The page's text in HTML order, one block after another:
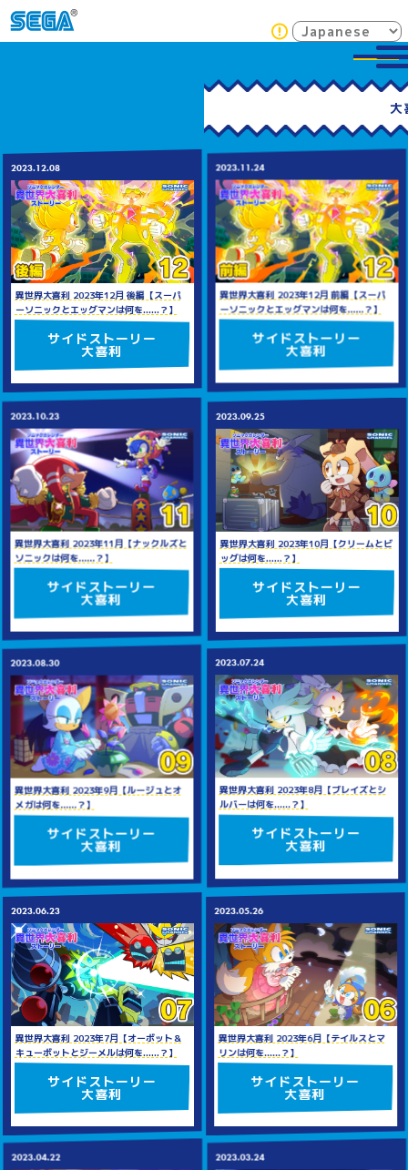
2023.12.08
異世界大喜利 2023年12月 後編【スーパ
ーソニックとエッグマンは何を......？】
サイドストーリー
大喜利
2023.11.24
異世界大喜利 2023年12月 前編【スーパ
ーソニックとエッグマンは何を......？】
サイドストーリー
大喜利
2023.10.23
異世界大喜利 2023年11月【ナックルズと
ソニックは何を......？】
サイドストーリー
大喜利
2023.09.25
異世界大喜利 2023年10月【クリームとビ
ッグは何を......？】
サイドストーリー
大喜利
2023.08.30
異世界大喜利 2023年9月【ルージュとオ
メガは何を......？】
サイドストーリー
大喜利
2023.07.24
異世界大喜利 2023年8月【ブレイズとシ
ルバーは何を......？】
サイドストーリー
大喜利
2023.06.23
異世界大喜利 2023年7月【オーボット＆
キューボットとジーメルは何を......？】
サイドストーリー
大喜利
2023.05.26
異世界大喜利 2023年6月【テイルスとマ
リンは何を......？】
サイドストーリー
大喜利
2023.04.22 2023.03.24